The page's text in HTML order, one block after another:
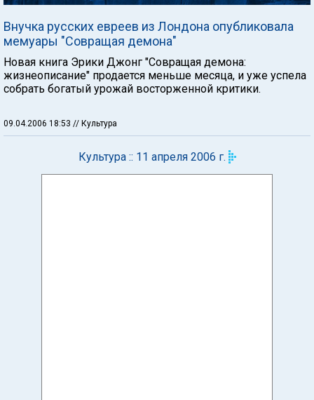
Внучка русских евреев из Лондона опубликовала
мемуары "Совращая демона"
Новая книга Эрики Джонг "Совращая демона:
жизнеописание" продается меньше месяца, и уже успела
собрать богатый урожай восторженной критики.
09.04.2006 18:53 // Культура
Культура :: 11 апреля 2006 г.